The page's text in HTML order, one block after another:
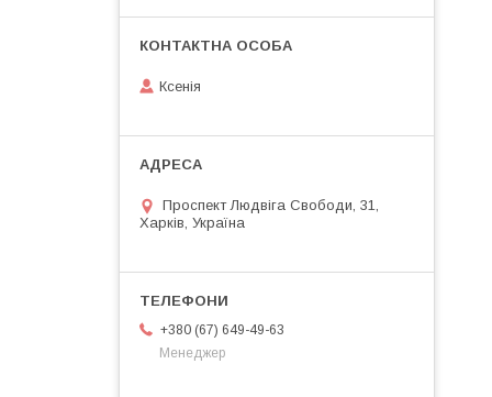
Ксенія
Проспект Людвіга Свободи, 31,
Харків, Україна
+380 (67) 649-49-63
Менеджер